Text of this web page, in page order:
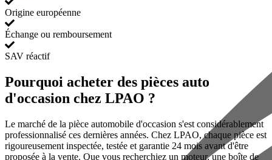
Origine européenne
Échange ou remboursement
SAV réactif
Pourquoi acheter des pièces auto
d'occasion chez LPAO ?
Le marché de la pièce automobile d'occasion s'est considérablement
professionnalisé ces dernières années. Chez LPAO, chaque pièce est
rigoureusement inspectée, testée et garantie 24 mois avant d'être
proposée à la vente. Que vous recherchiez un moteur, une boîte de